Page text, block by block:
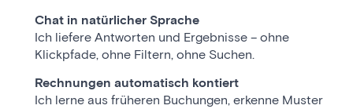
Chat in natürlicher Sprache
Ich liefere Antworten und Ergebnisse – ohne
Klickpfade, ohne Filtern, ohne Suchen.
Rechnungen automatisch kontiert
Ich lerne aus früheren Buchungen, erkenne Muster